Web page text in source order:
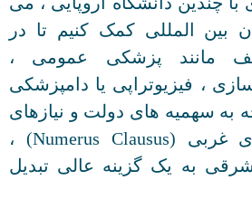
بین المللی کمک کنیم تا در
مانند پزشکی عمومی ،
، فیزیوتراپی یا دامپزشکی
به سهمیه های دولت و نیازهای
بالای ترکیبی اروپای غربی (Numerus Clausus) ،
به یک گزینه عالی تبدیل